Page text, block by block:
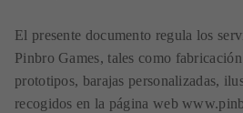
El presente documento regula los
Pinbro Games, tales como
prototipos, barajas personalizadas,
recogidos en la página web